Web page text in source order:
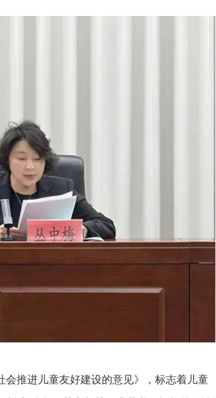
推进儿童友好建设的意见》，标志着儿童